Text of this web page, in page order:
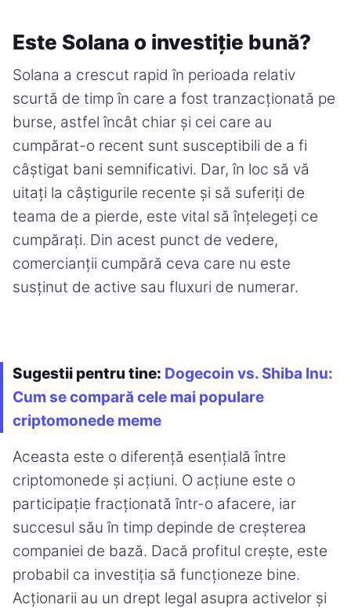
Este Solana o investiție bună?
Solana a crescut rapid în perioada relativ
scurtă de timp în care a fost tranzacționată pe
burse, astfel încât chiar și cei care au
cumpărat-o recent sunt susceptibili de a fi
câștigat bani semnificativi. Dar, în loc să vă
uitați la câștigurile recente și să suferiți de
teama de a pierde, este vital să înțelegeți ce
cumpărați. Din acest punct de vedere,
comercianții cumpără ceva care nu este
susținut de active sau fluxuri de numerar.
Sugestii pentru tine: Dogecoin vs. Shiba Inu:
Cum se compară cele mai populare
criptomonede meme
Aceasta este o diferență esențială între
criptomonede și acțiuni. O acțiune este o
participație fracționată într-o afacere, iar
succesul său în timp depinde de creșterea
companiei de bază. Dacă profitul crește, este
probabil ca investiția să funcționeze bine.
Acționarii au un drept legal asupra activelor și